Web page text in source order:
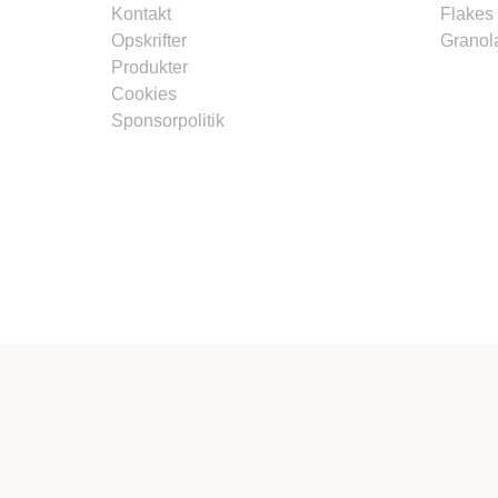
Kontakt
Opskrifter
Produkter
Cookies
Sponsorpolitik